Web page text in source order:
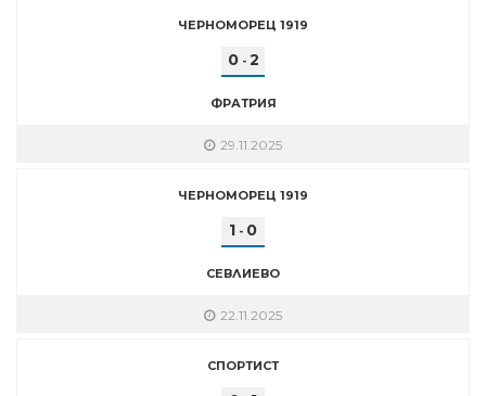
ЧЕРНОМОРЕЦ 1919
0- 2
ФРАТРИЯ
29.11.2025
ЧЕРНОМОРЕЦ 1919
1 - 0
СЕВЛИЕВО
22.11.2025
СПОРТИСТ